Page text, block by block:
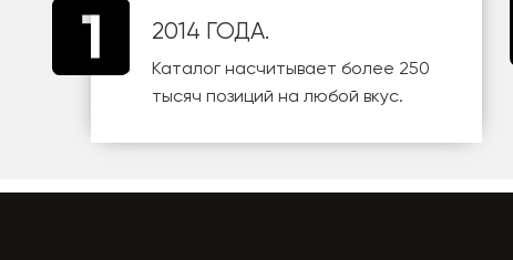
2014 ГОДА.
Каталог насчитывает более 250
тысяч позиций на любой вкус.